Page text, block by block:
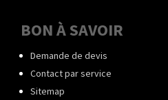
BON À SAVOIR
Demande de devis
Contact par service
Sitemap